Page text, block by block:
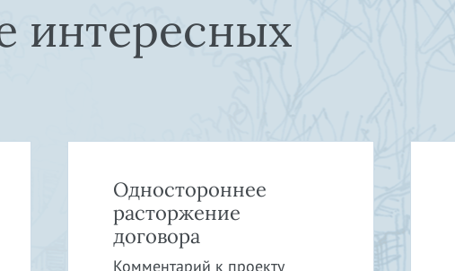
интересных
Одностороннее
расторжение
договора
Комментарий к проекту